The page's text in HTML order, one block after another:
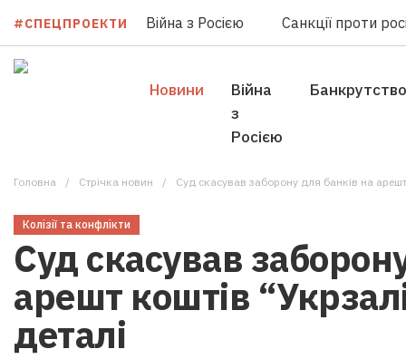
#СПЕЦПРОЕКТИ Війна з Росією Санкції проти
Новини
Війна
з
Росією
Банкрутство
Головна Стрічка новин Суд скасував заборону для банків на арешт
Колізії та конфлікти
Суд скасував
арешт коштів
деталі